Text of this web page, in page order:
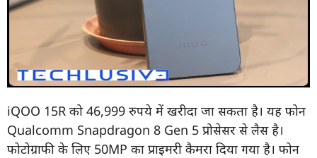
iQOO 15R को 46,999 रुपये में खरीदा जा सकता है। यह फोन
Qualcomm Snapdragon 8 Gen 5 प्रोसेसर से लैस है।
फोटोग्राफी के लिए 50MP का प्राइमरी कैमरा दिया गया है। फोन